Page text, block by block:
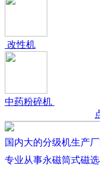
改性机
中药粉碎机
国内大的分级机生产
专业从事永磁筒式磁